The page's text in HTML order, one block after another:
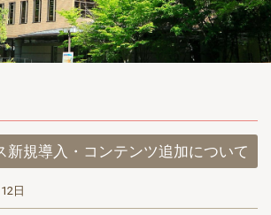
新規導入・コンテンツ追加について
日